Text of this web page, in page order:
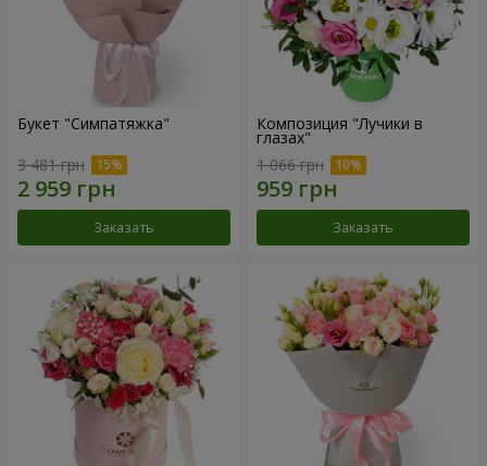
Букет "Симпатяжка"
3 481 грн
Заказать
Композиция "Лучики в
глазах"
1 066 грн
Заказать